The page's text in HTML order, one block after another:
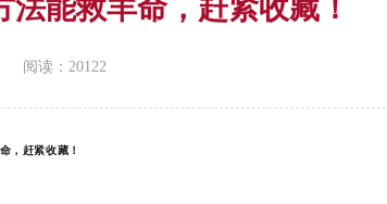
能救羊命，赶紧收藏！
阅读：20122
，赶紧收藏！